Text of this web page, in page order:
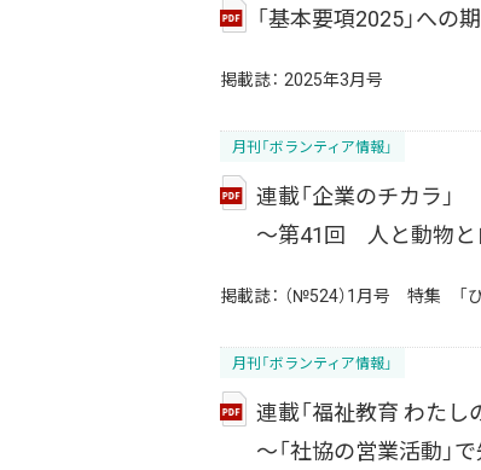
「基本要項2025」への期
掲載誌： 2025年3月号
月刊「ボランティア情報」
連載「企業のチカラ」
～第41回 人と動物と
掲載誌： （№524）1月号 特集 「
月刊「ボランティア情報」
連載「福祉教育 わたし
～「社協の営業活動」